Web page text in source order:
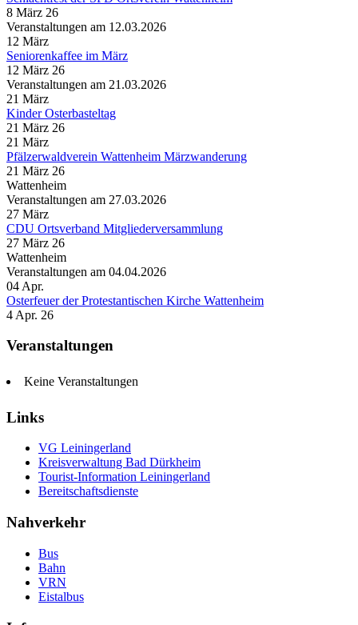
8 März 26
Veranstaltungen am 12.03.2026
12 März
Seniorenkaffee im März
12 März 26
Veranstaltungen am 21.03.2026
21 März
Kinder Osterbasteltag
21 März 26
21 März
Pfälzerwaldverein Wattenheim Märzwanderung
21 März 26
Wattenheim
Veranstaltungen am 27.03.2026
27 März
CDU Ortsverband Mitgliederversammlung
27 März 26
Wattenheim
Veranstaltungen am 04.04.2026
04 Apr.
Osterfeuer der Protestantischen Kirche Wattenheim
4 Apr. 26
Veranstaltungen
Keine Veranstaltungen
Links
VG Leiningerland
Kreisverwaltung Bad Dürkheim
Tourist-Information Leiningerland
Bereitschaftsdienste
Nahverkehr
Bus
Bahn
VRN
Eistalbus